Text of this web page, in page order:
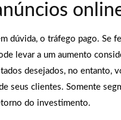
dúvida, o tráfego pago. Se
levar a um aumento
desejados, no entanto,
seus clientes. Somente
do investimento.